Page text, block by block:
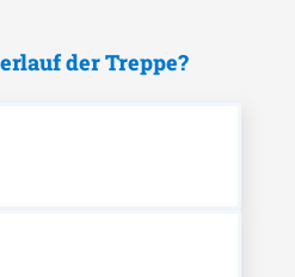
der Treppe?